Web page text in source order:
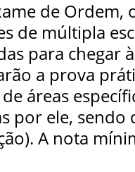
de Ordem,
de múltipla
para chegar
a prova
áreas
por ele,
A nota